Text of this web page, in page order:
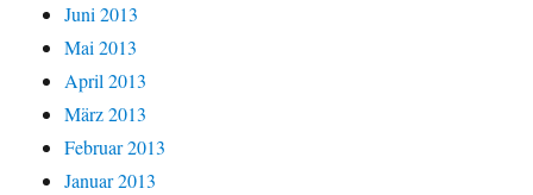
Juni 2013
Mai 2013
April 2013
März 2013
Februar 2013
Januar 2013